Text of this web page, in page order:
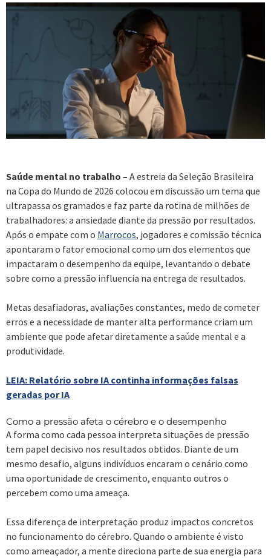
Saúde mental no trabalho – A estreia da Seleção Brasileira
na Copa do Mundo de 2026 colocou em discussão um tema que
ultrapassa os gramados e faz parte da rotina de milhões de
trabalhadores: a ansiedade diante da pressão por resultados.
Após o empate com o Marrocos, jogadores e comissão técnica
apontaram o fator emocional como um dos elementos que
impactaram o desempenho da equipe, levantando o debate
sobre como a pressão influencia na entrega de resultados.
Metas desafiadoras, avaliações constantes, medo de cometer
erros e a necessidade de manter alta performance criam um
ambiente que pode afetar diretamente a saúde mental e a
produtividade.
LEIA: Relatório sobre IA continha informações falsas
geradas por IA
Como a pressão afeta o cérebro e o desempenho
A forma como cada pessoa interpreta situações de pressão
tem papel decisivo nos resultados obtidos. Diante de um
mesmo desafio, alguns indivíduos encaram o cenário como
uma oportunidade de crescimento, enquanto outros o
percebem como uma ameaça.
Essa diferença de interpretação produz impactos concretos
no funcionamento do cérebro. Quando o ambiente é visto
como ameaçador, a mente direciona parte de sua energia para